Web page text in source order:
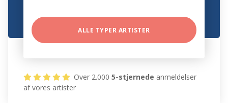
ALLE TYPER ARTISTER
Over 2.0005-stjernede anmeldelser
af vores artister